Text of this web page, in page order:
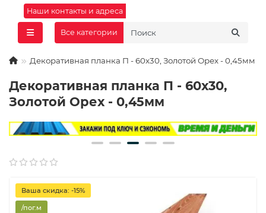
Наши контакты и адреса
Все категории
Декоративная планка П - 60х30, Золотой Орех - 0,45мм
Декоративная планка П - 60х30,
Золотой Орех - 0,45мм
Ваша скидка: -15%
/пог.м